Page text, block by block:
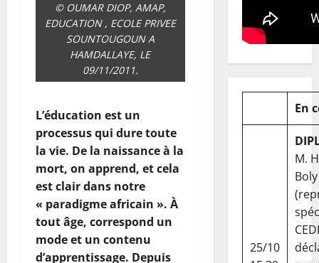
© OUMAR DIOP, AMAP,
EDUCATION , ECOLE PRIVEE
SOUNTOUGOUN A
HAMDALLAYE, LE
09/11/2011.
L’éducation est un
processus qui dure toute
la vie. De la naissance à la
mort, on apprend, et cela
est clair dans notre
« paradigme africain ». À
tout âge, correspond un
mode et un contenu
d’apprentissage. Depuis
En
25/10
M.
Boly